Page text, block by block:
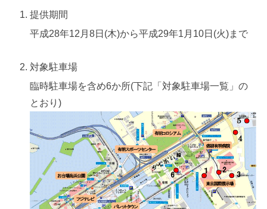
提供期間
平成28年12月8日(木)から平成29年1月10日(火)まで
対象駐車場
臨時駐車場を含め6か所(下記「対象駐車場一覧」の
とおり)